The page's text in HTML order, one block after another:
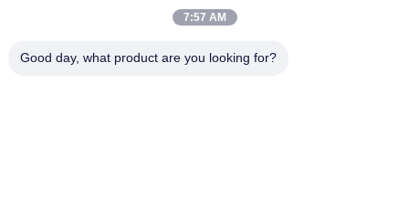
7:57 AM
Good day, what product are you looking for?